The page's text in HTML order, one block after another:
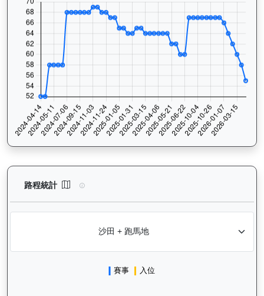
路程統計 魯班精神（J233）— 路程統計分析：查看香港